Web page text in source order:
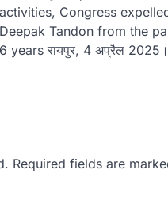
activities, Congress
Deepak Tandon from the
6 years रायपुर, 4 अप्रैल
Required fields are